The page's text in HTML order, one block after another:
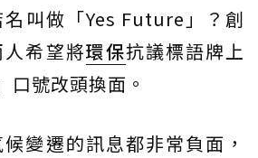
叫做「Yes Future」？創
希望將環保抗議標語牌上
號改頭換面。
候變遷的訊息都非常負面，